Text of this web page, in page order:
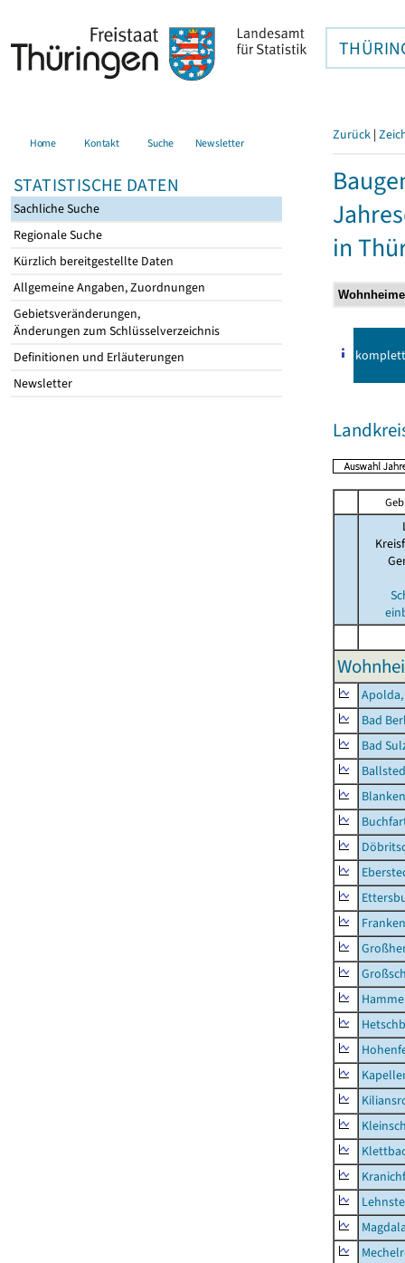
Home Kontakt Suche Newsletter
STATISTISCHE DATEN
Sachliche Suche
Regionale Suche
Kürzlich bereitgestellte Daten
Allgemeine Angaben, Zuordnungen
Gebietsveränderungen,
Änderungen zum Schlüsselverzeichnis
Definitionen und Erläuterungen
Newsletter
Zurück |
in
komplett
Bad
Bad